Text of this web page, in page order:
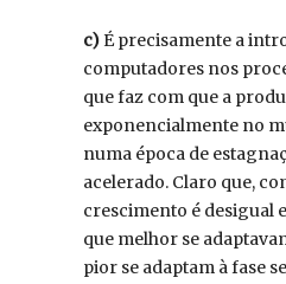
c) É precisamente a
computadores nos
que faz com que a
exponencialmente no
numa época de
acelerado. Claro que,
crescimento é desigual
que melhor se
pior se adaptam à fase